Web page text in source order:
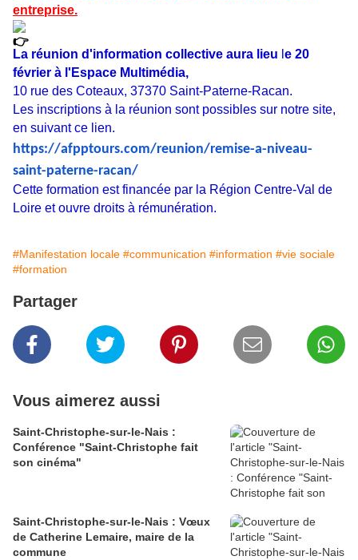
entreprise.
La réunion d'information collective aura lieu e 20
février à l'Espace Multimédia,
10 rue des Coteaux, 37370 Saint-Paterne-Racan.
Les inscriptions à la réunion sont possibles sur notre site,
en suivant ce lien.
https://afpptours.com/reunion/remise-a-niveau-
saint-paterne-racan/
Cette formation est financée par la Région Centre-Val de
Loire et ouvre droits à rémunération.
#Manifestation locale #communication #information #vie sociale
#formation
Partager
Vous aimerez aussi
Saint-Christophe-sur-le-Nais :
Conférence "Saint-Christophe fait
son cinéma"
Saint-Christophe-sur-le-Nais : Vœux
de Catherine Lemaire, maire de la
commune